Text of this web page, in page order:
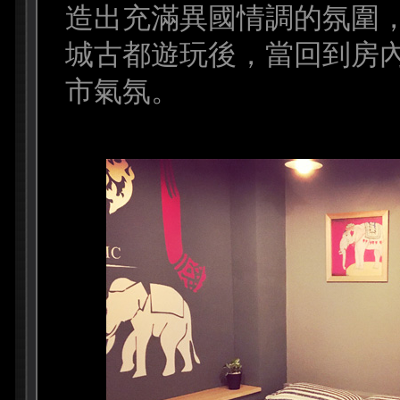
造出充滿異國情調的氛圍
城古都遊玩後，當回到房
市氣氛。